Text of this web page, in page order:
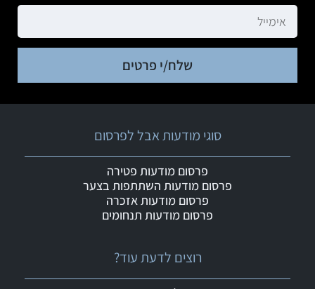
שלח/י פרטים
רוצים לדעת עוד?
סוגי מודעות אבל לפרסום
פרסום מודעות פטירה
פרסום מודעות השתתפות בצער
פרסום מודעות אזכרה
פרסום מודעות תנחומים